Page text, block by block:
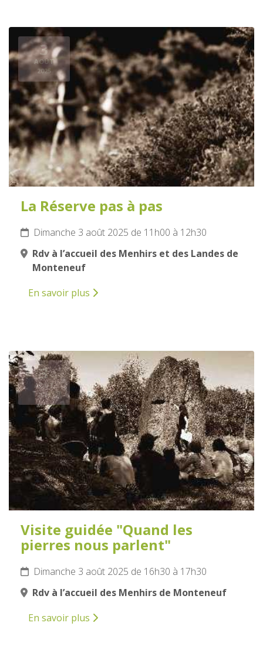
3
AOÛT
2025
La Réserve pas à pas
Dimanche 3 août 2025 de 11h00 à 12h30
Rdv à l’accueil des Menhirs et des Landes de
Monteneuf
En savoir plus
3
AOÛT
2025
Visite guidée "Quand les
pierres nous parlent"
Dimanche 3 août 2025 de 16h30 à 17h30
Rdv à l’accueil des Menhirs de Monteneuf
En savoir plus